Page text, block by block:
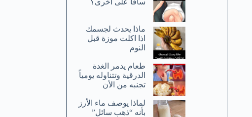
ماذا يحدث لجسمك
اذا اكلت موزة قبل
النوم
طعام يدمر الغدة
الدرقية وتتناوله يومياً
تجنبه من الأن
لماذا يوصف ماء الأرز
بأنه “ذهب سائل”